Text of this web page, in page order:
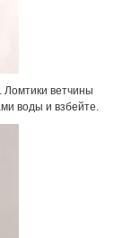
Ломтики ветчины
воды и взбейте.